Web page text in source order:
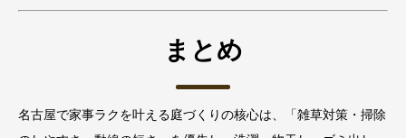
まとめ
名古屋で家事ラクを叶える庭づくりの核心は、「雑草対策・掃除